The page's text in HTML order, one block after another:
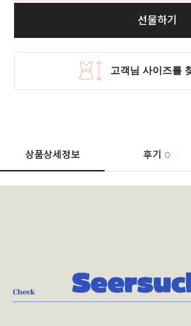
선물하기
상품상세정보 후기0